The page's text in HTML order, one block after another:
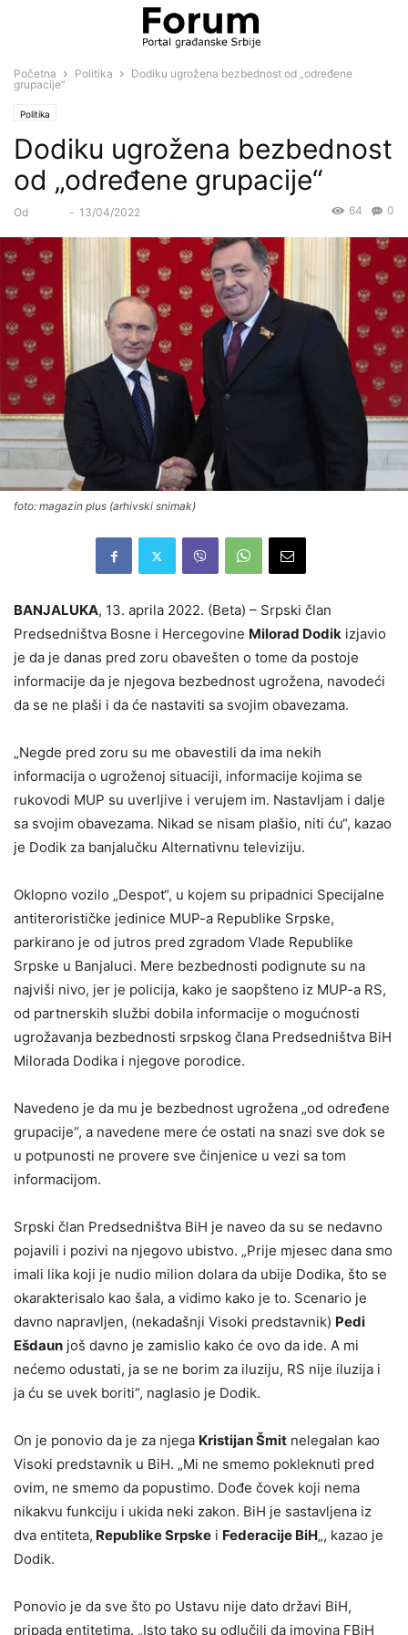
Početna Politika
Dodiku ugrožena bezbednost od „određene
grupacije“
Politika
Dodiku ugrožena bezbednost
od „određene grupacije“
Od - 13/04/2022 0
64
foto: magazin plus (arhivski snimak)
BANJALUKA, 13. aprila 2022. (Beta) – Srpski član
Predsedništva Bosne i Hercegovine Milorad Dodik izjavio
je da je danas pred zoru obavešten o tome da postoje
informacije da je njegova bezbednost ugrožena, navodeći
da se ne plaši i da će nastaviti sa svojim obavezama.
„Negde pred zoru su me obavestili da ima nekih
informacija o ugroženoj situaciji, informacije kojima se
rukovodi MUP su uverljive i verujem im. Nastavljam i dalje
sa svojim obavezama. Nikad se nisam plašio, niti ću“, kazao
je Dodik za banjalučku Alternativnu televiziju.
Oklopno vozilo „Despot“, u kojem su pripadnici Specijalne
antiterorističke jedinice MUP-a Republike Srpske,
parkirano je od jutros pred zgradom Vlade Republike
Srpske u Banjaluci. Mere bezbednosti podignute su na
najviši nivo, jer je policija, kako je saopšteno iz MUP-a RS,
od partnerskih službi dobila informacije o mogućnosti
ugrožavanja bezbednosti srpskog člana Predsedništva BiH
Milorada Dodika i njegove porodice.
Navedeno je da mu je bezbednost ugrožena „od određene
grupacije“, a navedene mere će ostati na snazi sve dok se
u potpunosti ne provere sve činjenice u vezi sa tom
informacijom.
Srpski član Predsedništva BiH je naveo da su se nedavno
pojavili i pozivi na njegovo ubistvo. „Prije mjesec dana smo
imali lika koji je nudio milion dolara da ubije Dodika, što se
okarakterisalo kao šala, a vidimo kako je to. Scenario je
davno napravljen, (nekadašnji Visoki predstavnik) Pedi
Ešdaun još davno je zamislio kako će ovo da ide. A mi
nećemo odustati, ja se ne borim za iluziju, RS nije iluzija i
ja ću se uvek boriti“, naglasio je Dodik.
On je ponovio da je za njega Kristijan Šmit nelegalan kao
Visoki predstavnik u BiH. „Mi ne smemo pokleknuti pred
ovim, ne smemo da popustimo. Dođe čovek koji nema
nikakvu funkciju i ukida neki zakon. BiH je sastavljena iz
dva entiteta, Republike Srpske i Federacije BiH„, kazao je
Dodik.
Ponovio je da sve što po Ustavu nije dato državi BiH,
pripada entitetima. „Isto tako su odlučili da imovina FBiH